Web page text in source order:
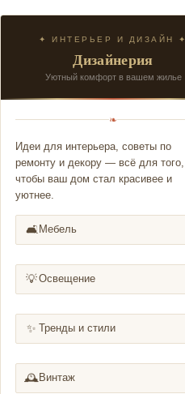
✦ ИНТЕРЬЕР И ДИЗАЙН ✦
Дизайнерия
Уютный комфорт в вашем жилье
❧
Идеи для интерьера, советы по
ремонту и декору — всё для того,
чтобы ваш дом стал красивее и
уютнее.
🛋️ Мебель
💡Освещение
✨ Тренды и стили
🕰️ Винтаж